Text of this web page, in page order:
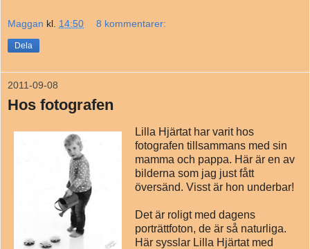
Maggan kl. 14:50 8 kommentarer:
Dela
2011-09-08
Hos fotografen
Lilla Hjärtat har varit hos
fotografen tillsammans med sin
mamma och pappa. Här är en av
bilderna som jag just fått
översänd. Visst är hon underbar!
Det är roligt med dagens
porträttfoton, de är så naturliga.
Här sysslar Lilla Hjärtat med